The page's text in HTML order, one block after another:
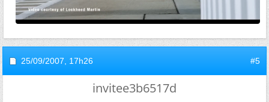
25/09/2007, 17h26 #5
invitee3b6517d